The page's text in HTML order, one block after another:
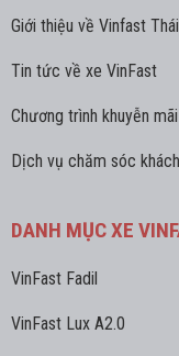
Giới thiệu về Vinfast
Tin tức về xe VinFast
Chương trình khuyễn
Dịch vụ chăm sóc
DANH MỤC XE
VinFast Fadil
VinFast Lux A2.0